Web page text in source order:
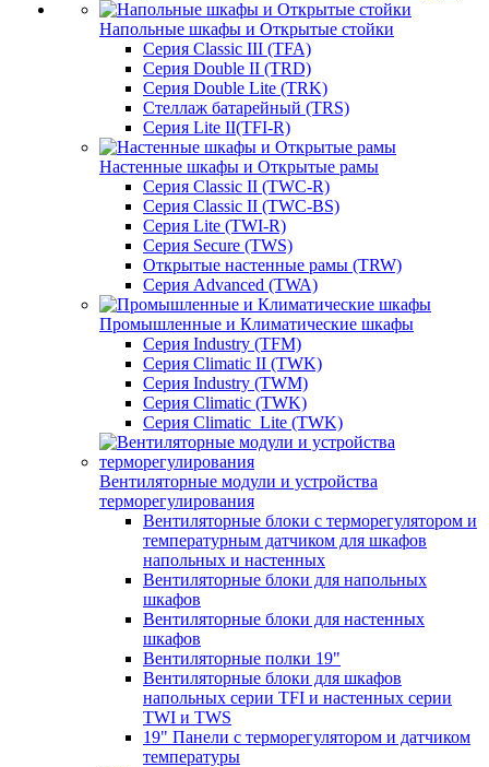
Напольные шкафы и Открытые стойки
Серия Classic III (TFA)
Серия Double II (TRD)
Серия Double Lite (TRK)
Стеллаж батарейный (TRS)
Серия Lite II(TFI-R)
Настенные шкафы и Открытые рамы
Серия Classic II (TWC-R)
Серия Classic II (TWC-BS)
Серия Lite (TWI-R)
Серия Secure (TWS)
Открытые настенные рамы (TRW)
Серия Advanced (TWA)
Промышленные и Климатические шкафы
Серия Industry (TFM)
Серия Climatic II (TWK)
Серия Industry (TWM)
Серия Climatic (TWK)
Серия Climatic_Lite (TWK)
Вентиляторные модули и устройства
терморегулирования
Вентиляторные блоки с терморегулятором и
температурным датчиком для шкафов
напольных и настенных
Вентиляторные блоки для напольных
шкафов
Вентиляторные блоки для настенных
шкафов
Вентиляторные полки 19"
Вентиляторные блоки для шкафов
напольных серии TFI и настенных серии
TWI и TWS
19" Панели с терморегулятором и датчиком
температуры